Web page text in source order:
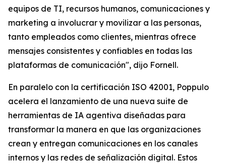
equipos de TI, recursos humanos, comunicaciones y
marketing a involucrar y movilizar a las personas,
tanto empleados como clientes, mientras ofrece
mensajes consistentes y confiables en todas las
plataformas de comunicación", dijo Fornell.
En paralelo con la certificación ISO 42001, Poppulo
acelera el lanzamiento de una nueva suite de
herramientas de IA agentiva diseñadas para
transformar la manera en que las organizaciones
crean y entregan comunicaciones en los canales
internos y las redes de señalización digital. Estos